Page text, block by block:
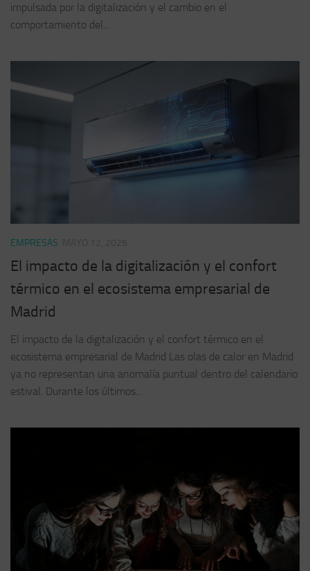
impulsada por la digitalización y el cambio en el
comportamiento del...
EMPRESAS
El impacto de la digitalización y el confort
térmico en el ecosistema empresarial de
Madrid
El impacto de la digitalización y el confort térmico en el
ecosistema empresarial de Madrid Las olas de calor en Madrid
ya no representan una anomalía puntual dentro del calendario
estival. Durante los últimos...